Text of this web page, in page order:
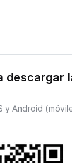
descargar
y Android